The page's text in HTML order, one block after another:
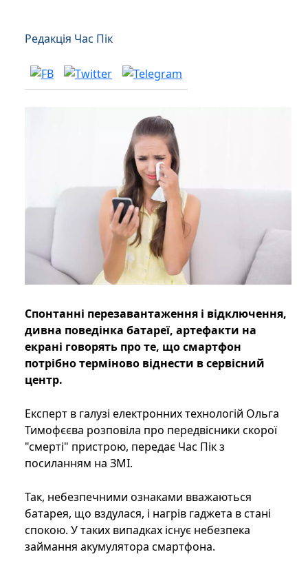
Редакція Час Пік
Спонтанні перезавантаження і відключення,
дивна поведінка батареї, артефакти на
екрані говорять про те, що смартфон
потрібно терміново віднести в сервісний
центр.
Експерт в галузі електронних технологій Ольга
Тимофєєва розповіла про передвісники скорої
"смерті" пристрою, передає Час Пік з
посиланням на ЗМІ.
Так, небезпечними ознаками вважаються
батарея, що вздулася, і нагрів гаджета в стані
спокою. У таких випадках існує небезпека
займання акумулятора смартфона.